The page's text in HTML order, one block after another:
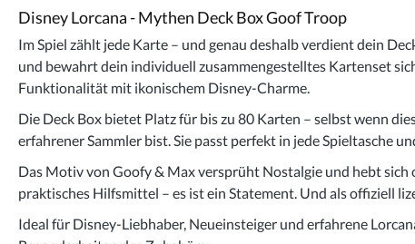
Disney Lorcana - Mythen Deck Box Goof Troop
Im Spiel zählt jede Karte – und genau deshalb verdient dein
und bewahrt dein individuell zusammengestelltes Kartenset
Funktionalität mit ikonischem Disney-Charme.
Die Deck Box bietet Platz für bis zu 80 Karten – selbst wenn
erfahrener Sammler bist. Sie passt perfekt in jede Spieltasche
Das Motiv von Goofy & Max versprüht Nostalgie und hebt sich
praktisches Hilfsmittel – es ist ein Statement. Und als offiziell
Ideal für Disney-Liebhaber, Neueinsteiger und erfahrene